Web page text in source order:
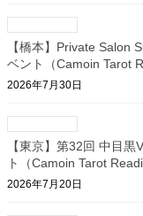
【橋本】Private Salon
ベント（Camoin Tarot
2026年7月30日
【東京】第32回 中目
ト（Camoin Tarot
2026年7月20日